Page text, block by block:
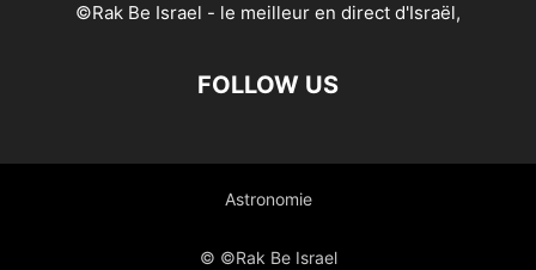
©Rak Be Israel - le meilleur en direct d'Israël,
FOLLOW US
Astronomie
© ©Rak Be Israel